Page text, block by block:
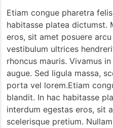
Etiam congue pharetra
habitasse platea dictumst.
eros, sit amet posuere
vestibulum ultrices
rhoncus mauris. Vivamus
augue. Sed ligula massa,
porta vel lorem.Etiam
blandit. In hac habitasse
interdum egestas eros, sit
scelerisque pretium.